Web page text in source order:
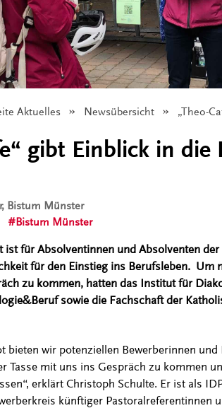
Aktuelles Newsübersicht „Theo-
gibt Einblick in
, Bistum Münster
Bistum Münster
ist für Absolventinnen und Absolventen
für den Einstieg ins Berufsleben. Um
zu kommen, hatten das Institut für
sowie die Fachschaft der
bieten wir potenziellen Bewerberinnen
Tasse mit uns ins Gespräch zu kommen
erklärt Christoph Schulte. Er ist als
künftiger Pastoralreferentinnen